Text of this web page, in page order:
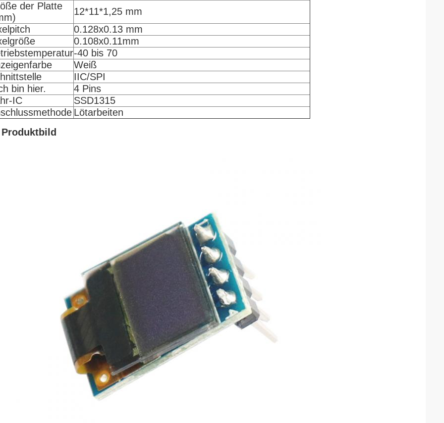
der Platte
12*11*1,25 mm
0.128x0.13 mm
0.108x0.11mm
-40 bis 70
Weiß
IIC/SPI
bin hier.
4 Pins
IC
SSD1315
Lötarbeiten